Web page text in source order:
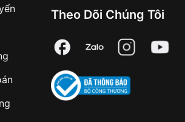
Theo Dõi Chúng Tôi